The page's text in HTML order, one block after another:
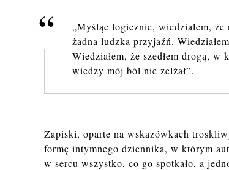
„Myśląc logicznie, wiedziałem, że
żadna ludzka przyjaźń.
Wiedziałem, że szedłem drogą,
wiedzy mój ból nie zelżał”.
Zapiski, oparte na wskazówkach
formę intymnego dziennika, w którym
w sercu wszystko, co go spotkało, a